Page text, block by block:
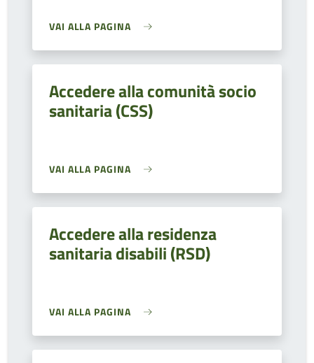
VAI ALLA PAGINA
Accedere alla comunità socio
sanitaria (CSS)
VAI ALLA PAGINA
Accedere alla residenza
sanitaria disabili (RSD)
VAI ALLA PAGINA